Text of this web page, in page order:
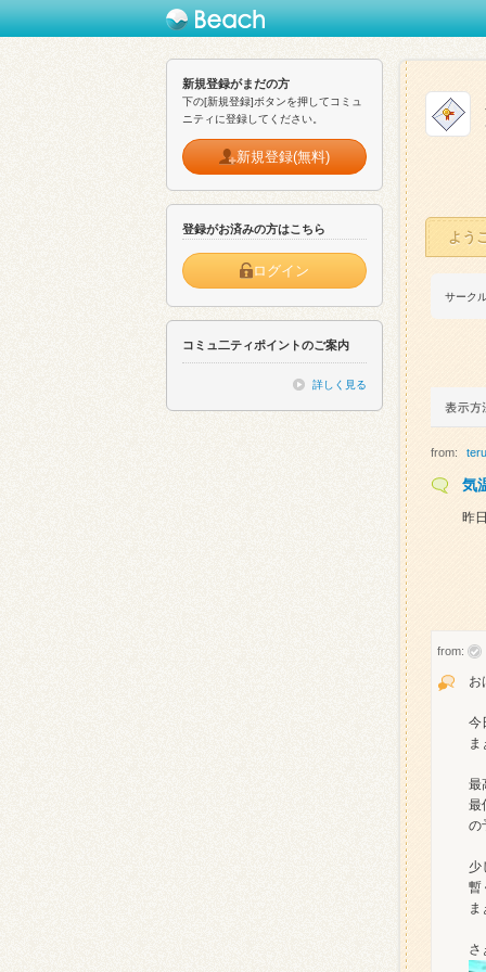
新規登録がまだの方
下の[新規登録]ボタンを押してコミュ
ニティに登録してください。
新規登録(無料)
登録がお済みの方はこちら
ログイン
コミュ二ティポイントのご案内
詳しく見る
よう
サーク
from:
気
昨
from:
お
今
ま
最
最
の
少
暫
さ